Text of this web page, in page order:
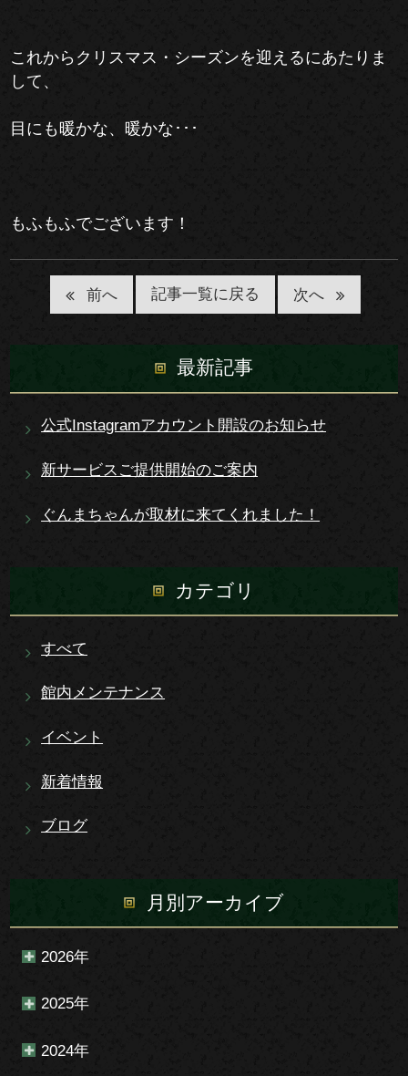
これからクリスマス・シーズンを迎えるにあたりま
して、
目にも暖かな、暖かな･･･
もふもふでございます！
前へ 記事一覧に戻る 次へ
最新記事
公式Instagramアカウント開設のお知らせ
新サービスご提供開始のご案内
ぐんまちゃんが取材に来てくれました！
カテゴリ
すべて
館内メンテナンス
イベント
新着情報
ブログ
月別アーカイブ
2026年
2025年
2024年